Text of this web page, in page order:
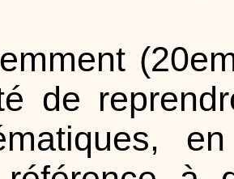
de